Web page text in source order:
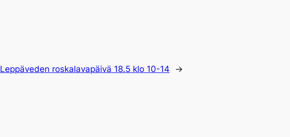
Leppäveden roskalavapäivä 18.5 klo 10-14 →